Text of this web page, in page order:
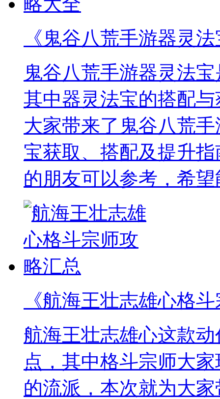
《鬼谷八荒手游器灵
鬼谷八荒手游器灵法
其中器灵法宝的搭配
大家带来了鬼谷八荒
宝获取、搭配及提升
的朋友可以参考，希
《航海王壮志雄心格
航海王壮志雄心这款
点，其中格斗宗师大
的流派，本次就为大